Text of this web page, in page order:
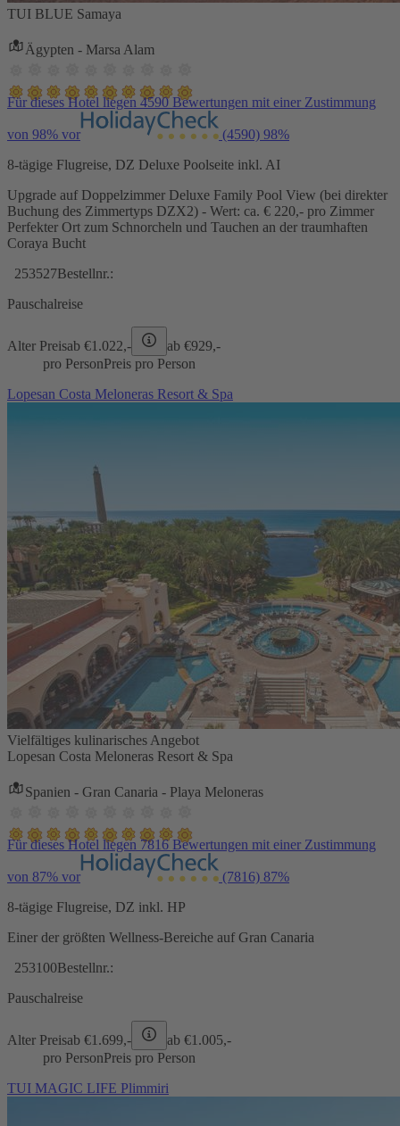
TUI BLUE Samaya
Ägypten - Marsa Alam
Für dieses Hotel liegen 4590 Bewertungen mit einer Zustimmung
von 98% vor (4590) 98%
8-tägige Flugreise, DZ Deluxe Poolseite inkl. AI
Upgrade auf Doppelzimmer Deluxe Family Pool View (bei direkter
Buchung des Zimmertyps DZX2) - Wert: ca. € 220,- pro Zimmer
Perfekter Ort zum Schnorcheln und Tauchen an der traumhaften
Coraya Bucht
253527Bestellnr.:
Pauschalreise
Alter Preisab €1.022,- ab €929,-
pro PersonPreis pro Person
Lopesan Costa Meloneras Resort & Spa
Vielfältiges kulinarisches Angebot
Lopesan Costa Meloneras Resort & Spa
Spanien - Gran Canaria - Playa Meloneras
Für dieses Hotel liegen 7816 Bewertungen mit einer Zustimmung
von 87% vor (7816) 87%
8-tägige Flugreise, DZ inkl. HP
Einer der größten Wellness-Bereiche auf Gran Canaria
253100Bestellnr.:
Pauschalreise
Alter Preisab €1.699,- ab €1.005,-
pro PersonPreis pro Person
TUI MAGIC LIFE Plimmiri